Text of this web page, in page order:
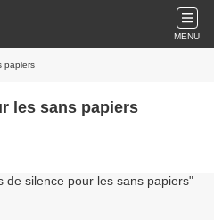
MENU
papiers
les sans papiers